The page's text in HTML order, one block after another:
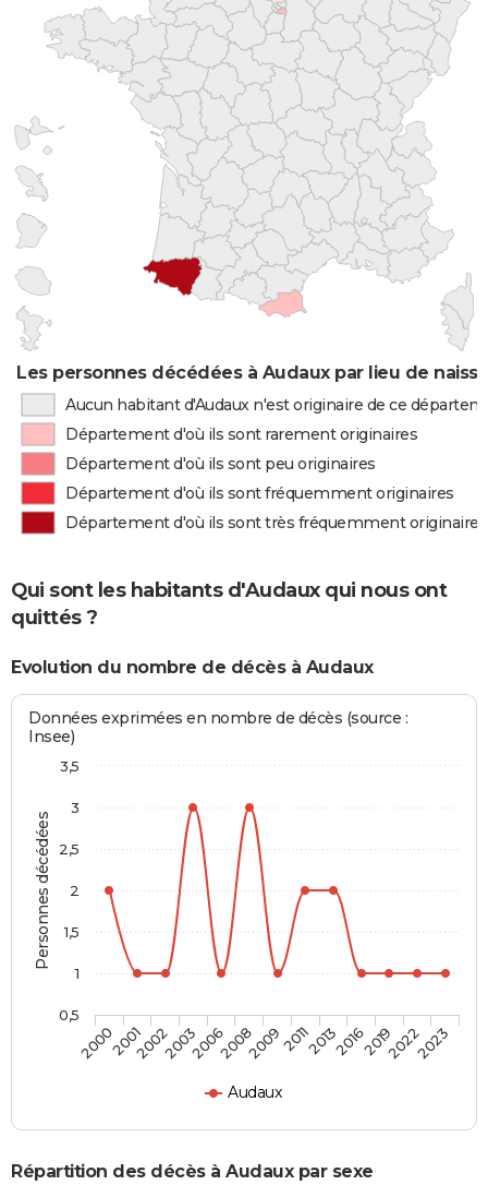
Les personnes décédées à Audaux par lieu de
Aucun habitant d'Audaux n'est originaire de ce
Département d'où ils sont rarement originaires
Département d'où ils sont peu originaires
Département d'où ils sont fréquemment originaires
Département d'où ils sont très fréquemment originaires
Qui sont les habitants d'Audaux qui nous ont
quittés ?
Evolution du nombre de décès à Audaux
Personnes décédées
Données exprimées en nombre de décès (source :
Insee)
Audaux
2000200120022003200620082009201120132016201920222023
0,5
1
1,5
2
2,5
3
3,5
Répartition des décès à Audaux par sexe